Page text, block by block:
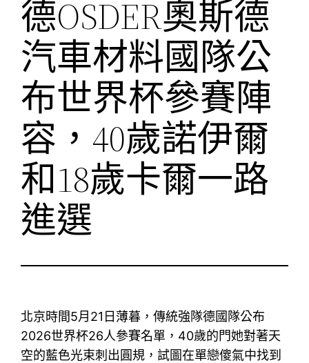
德OSDER奧斯德
汽車材料國隊公
布世界杯參賽陣
容，40歲諾伊爾
和18歲卡爾一路
進選
北京時間5月21日薄暮，傳統強隊德國隊公布
2026世界杯26人參賽名單，40歲的門她對著天
空的藍色光束刺出圓規，試圖在單戀傻氣中找到